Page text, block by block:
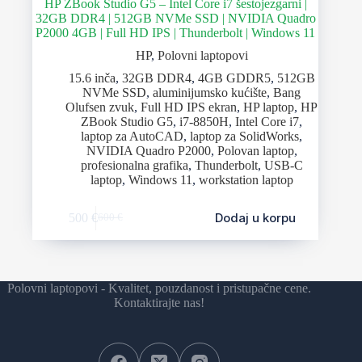
HP ZBook Studio G5 – Intel Core i7 šestojezgarni |
32GB DDR4 | 512GB NVMe SSD | NVIDIA Quadro
P2000 4GB | Full HD IPS | Thunderbolt | Windows 11
HP, Polovni laptopovi
15.6 inča, 32GB DDR4, 4GB GDDR5, 512GB
NVMe SSD,aluminijumsko kućište,Bang
Olufsen zvuk,Full HD IPS ekran,HP laptop,HP
ZBook Studio G5,i7-8850H,Intel Core i7,
laptop za AutoCAD,laptop za SolidWorks,
NVIDIA Quadro P2000, Polovan laptop,
profesionalna grafika, Thunderbolt, USB-C
laptop, Windows 11 , workstation laptop
500 € Dodaj u korpu
Polovni laptopovi - Kvalitet, pouzdanost i pristupačne cene.
Kontaktirajte nas!